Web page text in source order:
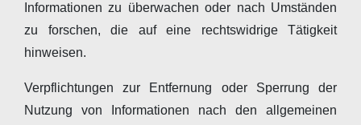
Informationen zu überwachen oder nach Umständen
zu forschen, die auf eine rechtswidrige Tätigkeit
hinweisen.
Verpflichtungen zur Entfernung oder Sperrung der
Nutzung von Informationen nach den allgemeinen